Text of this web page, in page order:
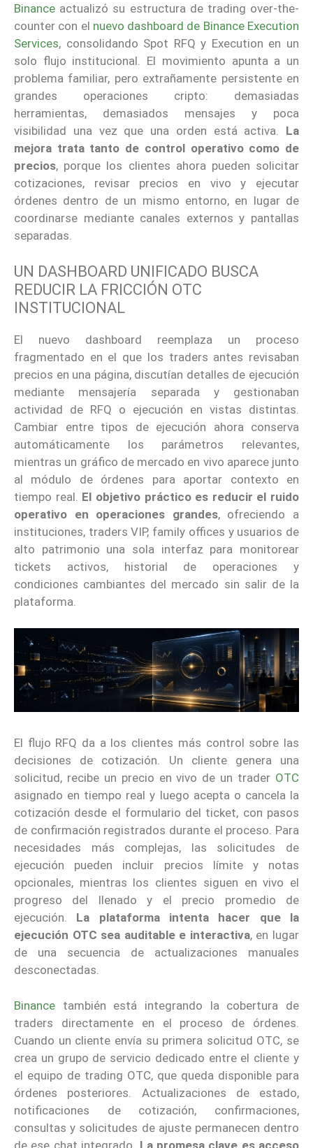
Binance actualizó su estructura de trading over-the-
counter con el nuevo dashboard de Binance Execution
Services, consolidando Spot RFQ y Execution en un
solo flujo institucional. El movimiento apunta a un
problema familiar, pero extrañamente persistente en
grandes operaciones cripto: demasiadas
herramientas, demasiados mensajes y poca
visibilidad una vez que una orden está activa. La
mejora trata tanto de control operativo como de
precios, porque los clientes ahora pueden solicitar
cotizaciones, revisar precios en vivo y ejecutar
órdenes dentro de un mismo entorno, en lugar de
coordinarse mediante canales externos y pantallas
separadas.
UN DASHBOARD UNIFICADO BUSCA
REDUCIR LA FRICCIÓN OTC
INSTITUCIONAL
El nuevo dashboard reemplaza un proceso
fragmentado en el que los traders antes revisaban
precios en una página, discutían detalles de ejecución
mediante mensajería separada y gestionaban
actividad de RFQ o ejecución en vistas distintas.
Cambiar entre tipos de ejecución ahora conserva
automáticamente los parámetros relevantes,
mientras un gráfico de mercado en vivo aparece junto
al módulo de órdenes para aportar contexto en
tiempo real. El objetivo práctico es reducir el ruido
operativo en operaciones grandes, ofreciendo a
instituciones, traders VIP, family offices y usuarios de
alto patrimonio una sola interfaz para monitorear
tickets activos, historial de operaciones y
condiciones cambiantes del mercado sin salir de la
plataforma.
El flujo RFQ da a los clientes más control sobre las
decisiones de cotización. Un cliente genera una
solicitud, recibe un precio en vivo de un trader OTC
asignado en tiempo real y luego acepta o cancela la
cotización desde el formulario del ticket, con pasos
de confirmación registrados durante el proceso. Para
necesidades más complejas, las solicitudes de
ejecución pueden incluir precios límite y notas
opcionales, mientras los clientes siguen en vivo el
progreso del llenado y el precio promedio de
ejecución. La plataforma intenta hacer que la
ejecución OTC sea auditable e interactiva, en lugar
de una secuencia de actualizaciones manuales
desconectadas.
Binance también está integrando la cobertura de
traders directamente en el proceso de órdenes.
Cuando un cliente envía su primera solicitud OTC, se
crea un grupo de servicio dedicado entre el cliente y
el equipo de trading OTC, que queda disponible para
órdenes posteriores. Actualizaciones de estado,
notificaciones de cotización, confirmaciones,
consultas y solicitudes de ajuste permanecen dentro
de ese chat integrado. La promesa clave es acceso